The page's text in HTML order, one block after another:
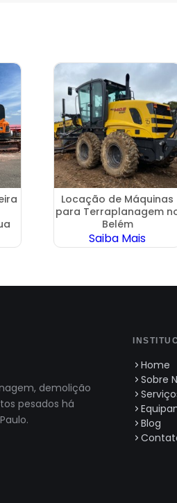
Locação de Máquinas
para Terraplanagem
Belém
Saiba Mais
demolição
pesados há
Home
Sobre
Blog